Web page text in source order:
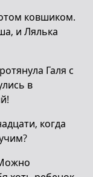
ковшиком.
и Лялька
Галя с
в
когда